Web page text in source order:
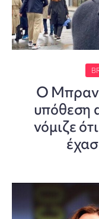
Ο Μπραντ
υπόθεση
νόμιζε